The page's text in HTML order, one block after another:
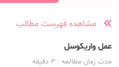
مشاهده فهرست مطالب
عمل واریکوسل
مدت زمان مطالعه : 3 دقیقه